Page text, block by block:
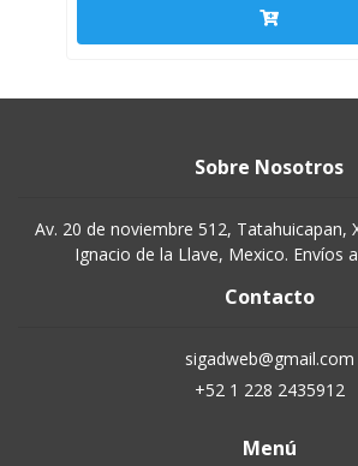
Sobre Nosotros
Av. 20 de noviembre 512, Tatahuicapan,
Ignacio de la Llave, Mexico. Envíos
Contacto
sigadweb@gmail.com
+52 1 228 2435912
Menú